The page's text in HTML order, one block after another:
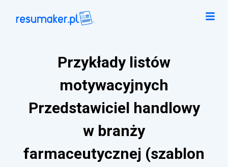
Przykłady listów
motywacyjnych
Przedstawiciel handlowy
w branży
farmaceutycznej (szablon